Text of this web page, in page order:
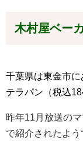
木村屋ベー
千葉県は東金市
テラパン（税込
昨年11月放送の
で紹介されたよう